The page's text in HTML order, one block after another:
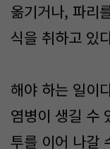
옮기거나, 파리
식을 취하고 있
해야 하는 일이
염병이 생길 수
투를 이어 나갈